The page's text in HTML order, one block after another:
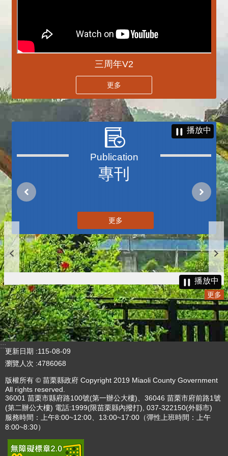
三周年V2
更多
專刊
播放中
更多
播放中
更多
:::
更新日期
115-08-09
瀏覽人次 4786068
版權所有 © 苗栗縣政府 Copyright 2019 Miaoli County Government
All rights reserved.
36001 苗栗市縣府路100號(第一辦公大樓)、36046 苗栗市府前路1號
(第二辦公大樓) 電話:1999(限苗栗縣內撥打), 037-322150(外縣市)
服務時間：上午8:00~12:00、13:00~17:00（彈性上班時間：上午
8:00~8:30）